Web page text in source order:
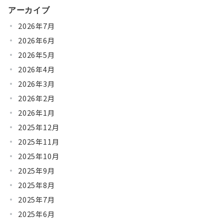
アーカイブ
2026年7月
2026年6月
2026年5月
2026年4月
2026年3月
2026年2月
2026年1月
2025年12月
2025年11月
2025年10月
2025年9月
2025年8月
2025年7月
2025年6月